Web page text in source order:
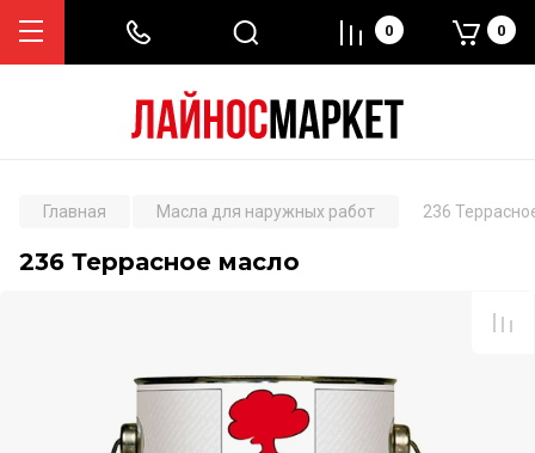
0 0
Главная Масла для наружных работ 236
236 Террасное масло